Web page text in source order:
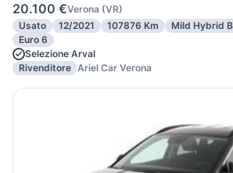
20.100 €Verona (VR)
Usato
12/2021 107876 Km Mild Hybrid
Euro 6
Selezione Arval
Rivenditore Ariel Car Verona